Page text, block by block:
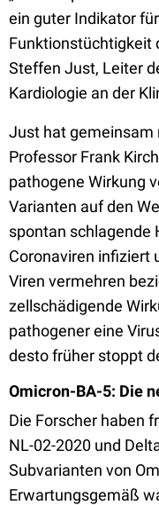
ein guter Indikator
Funktionstüchtigkeit
Steffen Just, Leiter
Kardiologie an der
Just hat gemeinsam
Professor Frank
pathogene Wirkung
Varianten auf den
spontan schlagende
Coronaviren infiziert
Viren vermehren
zellschädigende
pathogener eine
desto früher stoppt
Omicron-BA-5: Die
Die Forscher haben
NL-02-2020 und
Subvarianten von
Erwartungsgemäß